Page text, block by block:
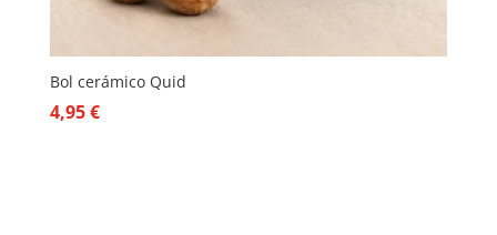
Bol cerámico Quid
4,95€